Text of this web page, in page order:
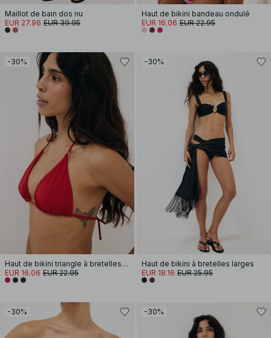
Maillot de bain dos nu
EUR 27.96 EUR 39.95
Haut de bikini bandeau ondulé
EUR 16.06 EUR 22.95
-30%
Haut de bikini triangle à bretelles spaghetti
EUR 16.06 EUR 22.95
-30%
Haut de bikini à bretelles larges
EUR 18.16 EUR 25.95
-30% -30%